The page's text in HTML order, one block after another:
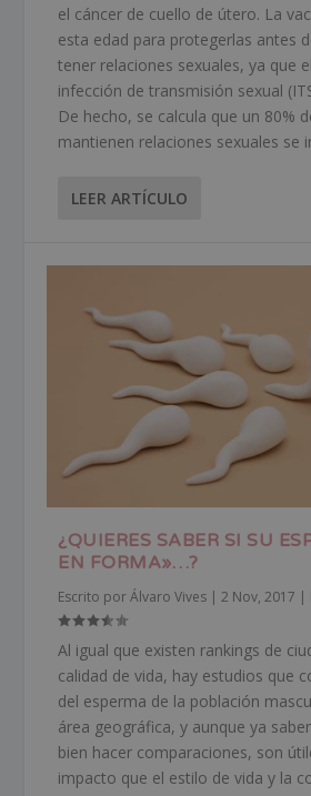
el cáncer de cuello de útero. La
esta edad para protegerlas antes
tener relaciones sexuales, ya que
infección de transmisión sexual
De hecho, se calcula que un 80%
mantienen relaciones sexuales se
LEER ARTÍCULO
¿QUIERES SABER SI SU
EN FORMA»…?
Escrito porÁlvaro Vives |2 Nov, 2017 |
Al igual que existen rankings de
calidad de vida, hay estudios que
del esperma de la población
área geográfica, y aunque ya
bien hacer comparaciones, son
impacto que el estilo de vida y la